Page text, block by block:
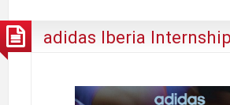
adidas Iberia